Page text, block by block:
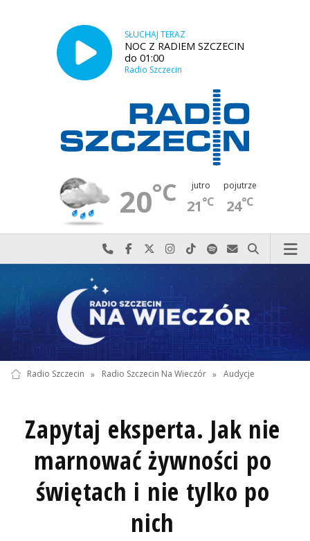
SŁUCHAJ TERAZ
NOC Z RADIEM SZCZECIN
do 01:00
Radio Szczecin
20°C jutro
21°C
pojutrze
24°C
Najlepiej po prostu do nas zadzwoń
Odwiedź nas na Facebook-u
Odwiedź nas na X
Odwiedź nas na Instagram-ie
Odwiedź nas na TikTok-u
Szukaj nas na Spotify
Wyślij do nas
Szukaj
Radio Szczecin » Radio Szczecin Na Wieczór » Audycje
Zapytaj eksperta. Jak nie
marnować żywności po
świętach i nie tylko po
nich